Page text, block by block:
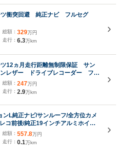
ツ衝突回避 純正ナビ フルセグ
総額： 329万円
走行： 6.3万km
ツ12ヵ月走行距離無制限保証 サン
レザー ドライブレコーダー フル
ックカメラ ナビ TV アルミ
ライト シートヒーター
総額： 247万円
走行： 2.9万km
ンL純正ナビ/サンルーフ/全方位カメ
コ前後/純正19インチアルミホイー
シートヒーター/エアシート/クルーズ
リスタ/純正フロアマット/モデリス
総額： 557.8万円
走行： 0.1万km